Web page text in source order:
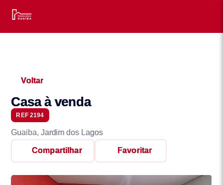
Voltar
Casa à venda
REF 2194
Guaiba, Jardim dos Lagos
Compartilhar Favoritar